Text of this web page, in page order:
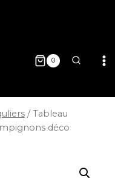
0
/ Tableau
déco